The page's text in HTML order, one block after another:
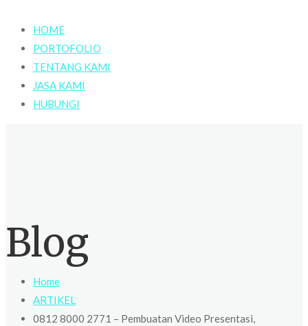
HOME
PORTOFOLIO
TENTANG KAMI
JASA KAMI
HUBUNGI
Blog
Home
ARTIKEL
0812 8000 2771 – Pembuatan Video Presentasi,